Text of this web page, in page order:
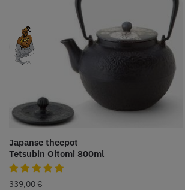
Japanse theepot
Tetsubin Oitomi 800ml
339,00 €